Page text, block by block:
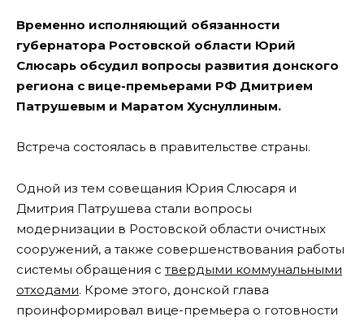
Временно исполняющий обязанности
губернатора Ростовской области Юрий
Слюсарь обсудил вопросы развития донского
региона с вице-премьерами РФ Дмитрием
Патрушевым и Маратом Хуснуллиным.
Встреча состоялась в правительстве страны.
Одной из тем совещания Юрия Слюсаря и
Дмитрия Патрушева стали вопросы
модернизации в Ростовской области очистных
сооружений, а также совершенствования работы
системы обращения ствердыми коммунальными
отходами. Кроме этого, донской глава
проинформировал вице-премьера о готовности